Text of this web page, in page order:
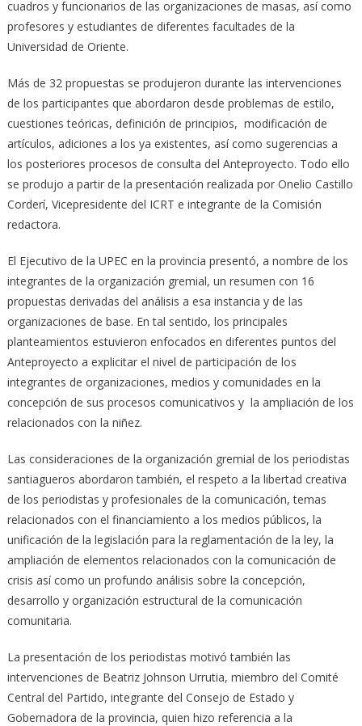
cuadros y funcionarios de las organizaciones de masas, así como
profesores y estudiantes de diferentes facultades de la
Universidad de Oriente.
Más de 32 propuestas se produjeron durante las intervenciones
de los participantes que abordaron desde problemas de estilo,
cuestiones teóricas, definición de principios, modificación de
artículos, adiciones a los ya existentes, así como sugerencias a
los posteriores procesos de consulta del Anteproyecto. Todo ello
se produjo a partir de la presentación realizada por Onelio Castillo
Corderí, Vicepresidente del ICRT e integrante de la Comisión
redactora.
El Ejecutivo de la UPEC en la provincia presentó, a nombre de los
integrantes de la organización gremial, un resumen con 16
propuestas derivadas del análisis a esa instancia y de las
organizaciones de base. En tal sentido, los principales
planteamientos estuvieron enfocados en diferentes puntos del
Anteproyecto a explicitar el nivel de participación de los
integrantes de organizaciones, medios y comunidades en la
concepción de sus procesos comunicativos y la ampliación de los
relacionados con la niñez.
Las consideraciones de la organización gremial de los periodistas
santiagueros abordaron también, el respeto a la libertad creativa
de los periodistas y profesionales de la comunicación, temas
relacionados con el financiamiento a los medios públicos, la
unificación de la legislación para la reglamentación de la ley, la
ampliación de elementos relacionados con la comunicación de
crisis así como un profundo análisis sobre la concepción,
desarrollo y organización estructural de la comunicación
comunitaria.
La presentación de los periodistas motivó también las
intervenciones de Beatriz Johnson Urrutia, miembro del Comité
Central del Partido, integrante del Consejo de Estado y
Gobernadora de la provincia, quien hizo referencia a la